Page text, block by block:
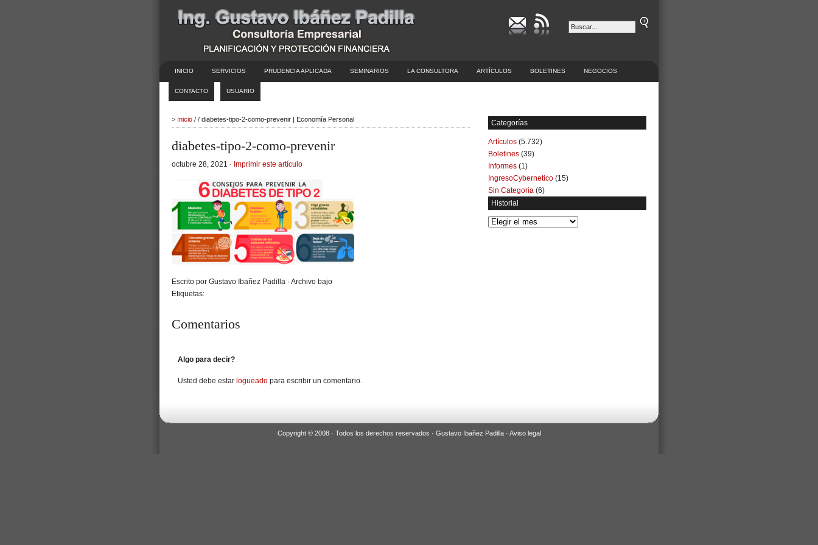
INICIO SERVICIOS PRUDENCIA APLICADA SEMINARIOS LA CONSULTORA ARTÍCULOS BOLETINES NEGOCIOS
CONTACTO USUARIO
> Inicio / / diabetes-tipo-2-como-prevenir | Economía Personal
diabetes-tipo-2-como-prevenir
octubre 28, 2021 · Imprimir este artículo
Escrito por Gustavo Ibañez Padilla · Archivo bajo
Etiquetas:
Comentarios
Algo para decir?
Usted debe estar logueado para escribir un comentario.
Categorías
Artículos (5.732)
Boletines (39)
Informes (1)
IngresoCybernetico (15)
Sin Categoría (6)
Historial
Historial
Copyright © 2008 · Todos los derechos reservados · Gustavo Ibañez Padilla · Aviso legal